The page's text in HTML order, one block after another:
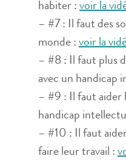
habiter : voir la
– #7 : Il faut des
monde : voir la
– #8 : Il faut plus
avec un handicap
– #9 : Il faut aider
handicap
– #10 : Il faut
faire leur travail :